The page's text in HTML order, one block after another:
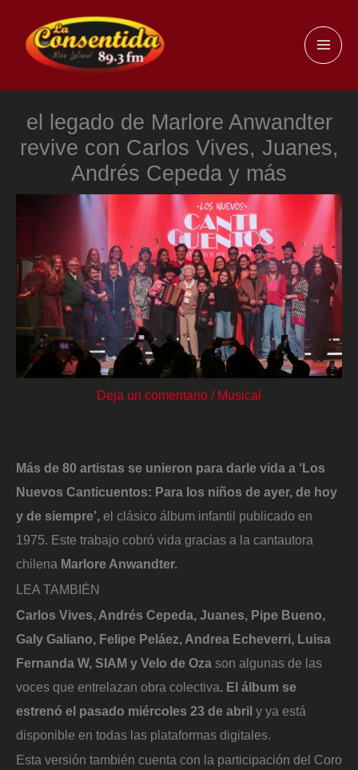
contenido
el legado de Marlore Anwandter
revive con Carlos Vives, Juanes,
Andrés Cepeda y más
Deja un comentario / Musical
Más de 80 artistas se unieron para darle vida a ‘Los
Nuevos Canticuentos: Para los niños de ayer, de hoy
y de siempre’, el clásico álbum infantil publicado en
1975. Este trabajo cobró vida gracias a la cantautora
chilena Marlore Anwandter.
LEA TAMBIÉN
Carlos Vives, Andrés Cepeda, Juanes, Pipe Bueno,
Galy Galiano, Felipe Peláez, Andrea Echeverri, Luisa
Fernanda W, SIAM y Velo de Oza son algunas de las
voces que entrelazan obra colectiva. El álbum se
estrenó el pasado miércoles 23 de abril y ya está
disponible en todas las plataformas digitales.
Esta versión también cuenta con la participación del Coro